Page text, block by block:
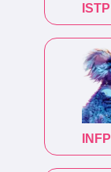
ISTP
INFP